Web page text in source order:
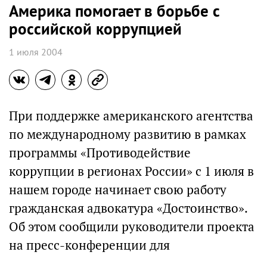
Америка помогает в борьбе с
российской коррупцией
1 июля 2004
При поддержке американского агентства
по международному развитию в рамках
программы «Противодействие
коррупции в регионах России» с 1 июля в
нашем городе начинает свою работу
гражданская адвокатура «Достоинство».
Об этом сообщили руководители проекта
на пресс-конференции для